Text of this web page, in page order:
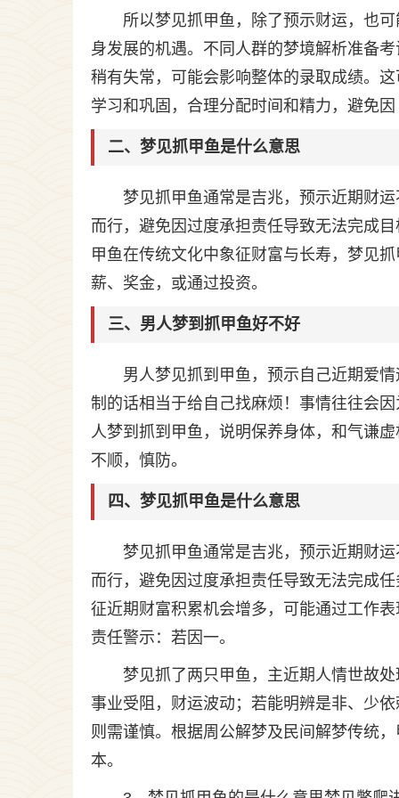
所以梦见抓甲鱼，除了预示财运，也
身发展的机遇。不同人群的梦境解析准备
稍有失常，可能会影响整体的录取成绩。
学习和巩固，合理分配时间和精力，避免因
二、梦见抓甲鱼是什么意思
梦见抓甲鱼通常是吉兆，预示近期财
而行，避免因过度承担责任导致无法完成
甲鱼在传统文化中象征财富与长寿，梦见
薪、奖金，或通过投资。
三、男人梦到抓甲鱼好不好
男人梦见抓到甲鱼，预示自己近期爱
制的话相当于给自己找麻烦！事情往往会
人梦到抓到甲鱼，说明保养身体，和气谦
不顺，慎防。
四、梦见抓甲鱼是什么意思
梦见抓甲鱼通常是吉兆，预示近期财
而行，避免因过度承担责任导致无法完成
征近期财富积累机会增多，可能通过工作
责任警示：若因一。
梦见抓了两只甲鱼，主近期人情世故
事业受阻，财运波动；若能明辨是非、少
则需谨慎。根据周公解梦及民间解梦传统
本。